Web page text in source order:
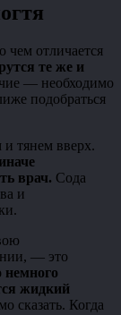
чем отличается
те же и
— необходимо
подобраться
тянем вверх.
врач. Сода
и
— это
немного
жидкий
сказать. Когда